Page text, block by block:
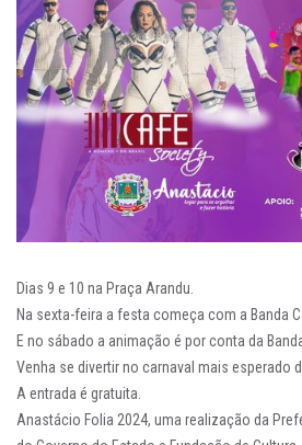
Dias 9 e 10 na Praça Arandu.
Na sexta-feira a festa começa com a Banda
E no sábado a animação é por conta da
Venha se divertir no carnaval mais esperado
A entrada é gratuita.
Anastácio Folia 2024, uma realização da